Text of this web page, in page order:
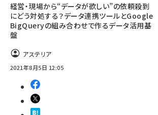
経営・現場から“データが欲しい”の依頼殺到
にどう対処する？データ連携ツールとGoogle
BigQueryの組み合わせで作るデータ活用基
盤
アステリア
2021年8月5日 12:05